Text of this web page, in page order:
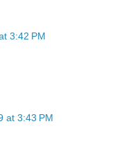
3:42 PM
at 3:43 PM